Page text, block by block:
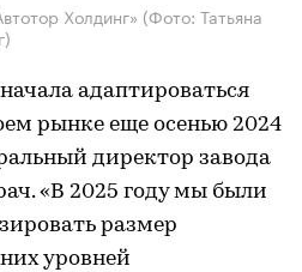
Холдинг» (Фото: Татьяна
адаптироваться
рынке еще осенью 2024
директор завода
«В 2025 году мы были
размер
уровней